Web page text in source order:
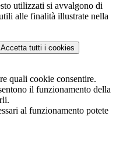
utilizzati si avvalgono di
alle finalità illustrate nella
Accetta tutti i cookies
quali cookie consentire.
il funzionamento della
al funzionamento potete